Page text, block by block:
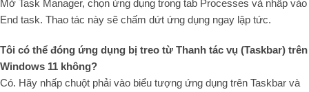
Mở Task Manager, chọn ứng dụng trong tab Processes và nhấp vào
End task. Thao tác này sẽ chấm dứt ứng dụng ngay lập tức.
Tôi có thể đóng ứng dụng bị treo từ Thanh tác vụ (Taskbar) trên
Windows 11 không?
Có. Hãy nhấp chuột phải vào biểu tượng ứng dụng trên Taskbar và